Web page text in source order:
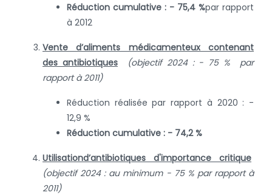
Réduction cumulative : - 75,4 %par rapport
à 2012
Vente d’aliments médicamenteux contenant
des antibiotiques
(objectif 2024 : - 75 % par
rapport à 2011)
Réduction réalisée par rapport à 2020 : -
12,9 %
Réduction cumulative : - 74,2 %
Utilisationd’antibiotiques d'importance critique
(objectif 2024 : au minimum - 75 % par rapport à
2011)